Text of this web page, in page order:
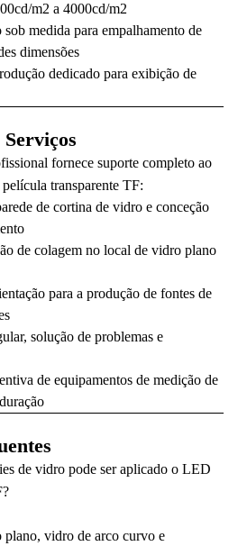
m2 a 4000cd/m2
medida para empalhamento de
dimensões
dedicado para exibição de
fornece suporte completo ao
transparente TF:
de cortina de vidro e conceção
de colagem no local de vidro plano
para a produção de fontes de
solução de problemas e
de equipamentos de medição de
de vidro pode ser aplicado o LED
vidro de arco curvo e